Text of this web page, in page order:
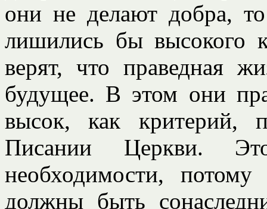
они не делают добра,
лишились бы высокого
верят, что праведная
будущее. В этом они
высок, как критерий,
Писании Церкви.
необходимости,
должны быть